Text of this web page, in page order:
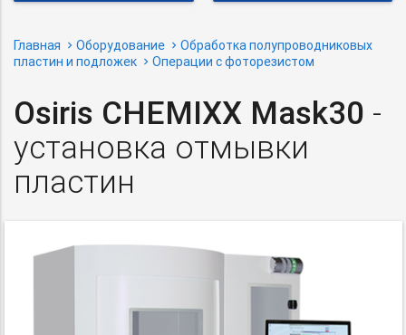
Главная Оборудование
Обработка полупроводниковых
пластин и подложек
Операции с фоторезистом
Osiris CHEMIXX Mask30 -
установка отмывки
пластин